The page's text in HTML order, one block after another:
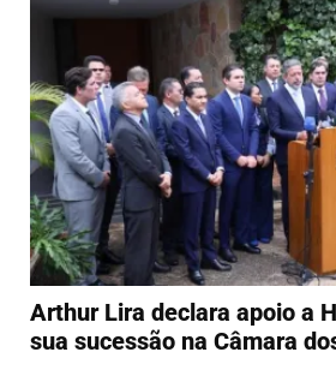
Arthur Lira declara apoio a
sua sucessão na Câmara